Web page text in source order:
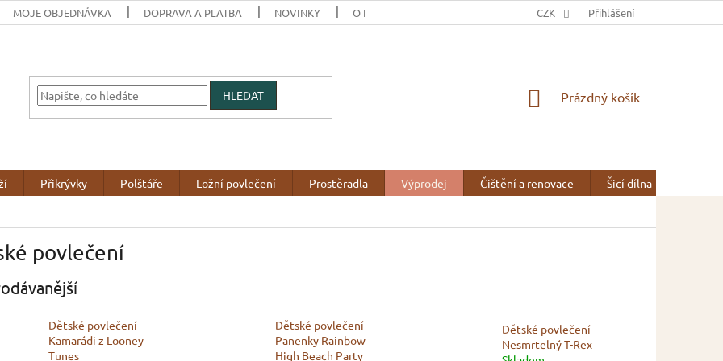
MOJE OBJEDNÁVKA DOPRAVA A PLATBA NOVINKY O NÁS OCHRANA OSOBNÍCH ÚDAJŮ
CZK Přihlášení
HLEDAT
NÁKUPNÍ
Prázdný košík
Přikrývky Polštáře Ložní povlečení Prostěradla Výprodej Čištění a renovace Šicí dílna
povlečení
Dětské povlečení
Kamarádi z Looney
Tunes
Dětské povlečení
Panenky Rainbow
High Beach Party
Dětské povlečení
Nesmrtelný T-Rex